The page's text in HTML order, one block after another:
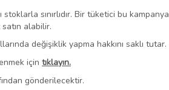
stoklarla sınırlıdır. Bir tüketici bu kampanya
alabilir.
değişiklik yapma hakkını saklı tutar.
için tıklayın.
gönderilecektir.